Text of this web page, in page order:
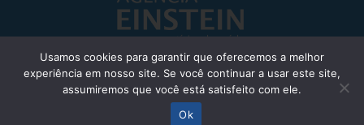
Responsável Técnico: Dr. Eliezer Silva - CRM: 85148-SP
© Einstein Hospital Israelita 2025 - Todos os direitos reservados
Usamos cookies para garantir que oferecemos a melhor
experiência em nosso site. Se você continuar a usar este site,
assumiremos que você está satisfeito com ele.
Ok